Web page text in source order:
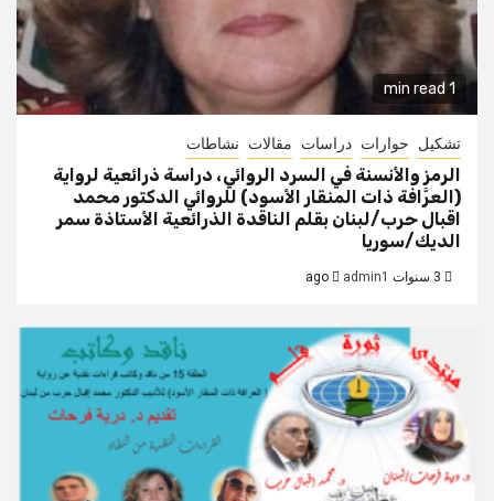
1 min read
تشكيل حوارات دراسات مقالات نشاطات
الرمز والأنسنة في السرد الروائي، دراسة ذرائعية لرواية
(العرَّافة ذات المنقار الأسود) للروائي الدكتور محمد
اقبال حرب/لبنان بقلم الناقدة الذرائعية الأستاذة سمر
الديك/سوريا
admin1